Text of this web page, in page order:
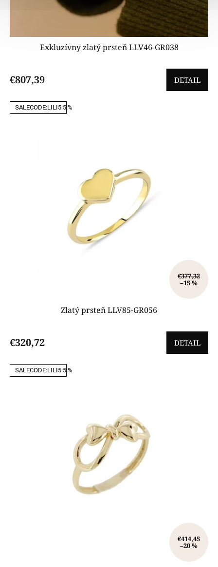
Exkluzívny zlatý prsteň LLV46-GR038
€807,39 DETAIL
SALECODE:LILI5:5:%
€377,32
–15 %
Zlatý prsteň LLV85-GR056
€320,72 DETAIL
SALECODE:LILI5:5:%
€414,45
–20 %